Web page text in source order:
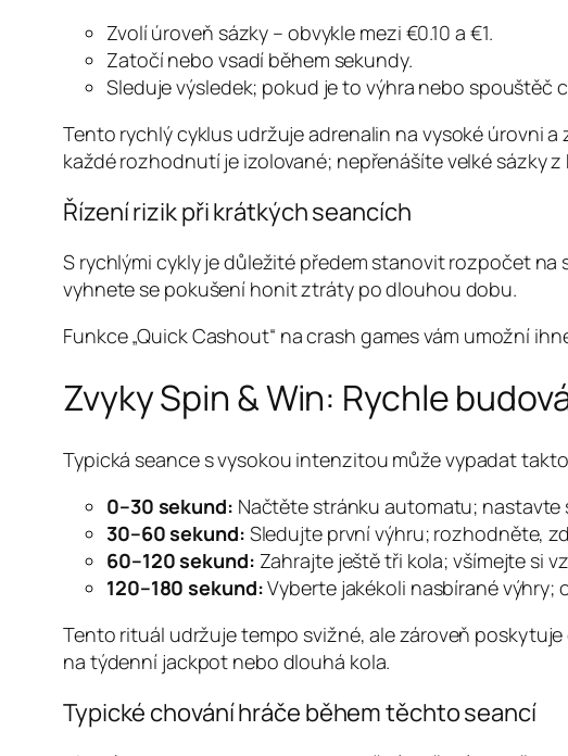
Zvolí úroveň sázky – obvykle mezi €0.10 a €1.
Zatočí nebo vsadí během sekundy.
Sleduje výsledek; pokud je to výhra nebo
Tento rychlý cyklus udržuje adrenalin na vysoké úrovni
každé rozhodnutí je izolované; nepřenášíte velké sázky z
Řízení rizik při krátkých seancích
S rychlými cykly je důležité předem stanovit rozpočet
vyhnete se pokušení honit ztráty po dlouhou dobu.
Funkce „Quick Cashout“ na crash games vám umožní
Zvyky Spin & Win: Rychle
Typická seance s vysokou intenzitou může vypadat
0–30 sekund: Načtěte stránku automatu; nastavte
30–60 sekund: Sledujte první výhru; rozhodněte,
60–120 sekund: Zahrajte ještě tři kola; všímejte si
120–180 sekund:Vyberte jakékoli nasbírané
Tento rituál udržuje tempo svižné, ale zároveň
na týdenní jackpot nebo dlouhá kola.
Typické chování hráče během těchto seancí